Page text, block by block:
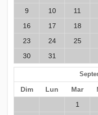
9
10 11
16
17 18
23
24 25
30
31
Dim Lun Mar
1